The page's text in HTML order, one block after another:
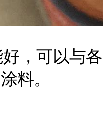
，可以与各
料。